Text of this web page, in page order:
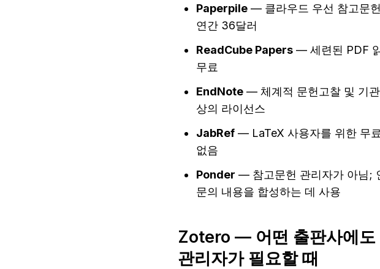
Paperpile — 클라우드 우선 참고문
연간 36달러
ReadCube Papers — 세련된 PDF
무료
EndNote — 체계적 문헌고찰 및 기
상의 라이선스
JabRef — LaTeX 사용자를 위한 무
없음
Ponder — 참고문헌 관리자가 아님;
문의 내용을 합성하는 데 사용
Zotero — 어떤 출판사에도
관리자가 필요할 때